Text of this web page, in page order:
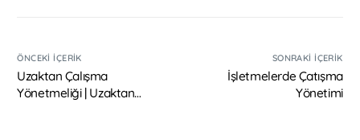
ÖNCEKI İÇERIK
Uzaktan Çalışma
Yönetmeliği | Uzaktan
SONRAKI İÇERIK
İşletmelerde Çatışma
Yönetimi